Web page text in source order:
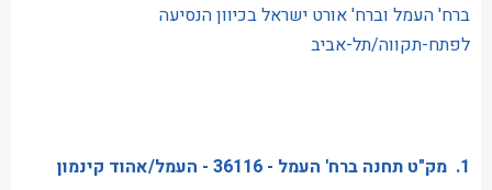
ברח' העמל וברח' אורט ישראל בכיוון הנסיעה
לפתח-תקווה/תל-אביב
1. מק"ט תחנה ברח' העמל - 36116 - העמל/אהוד קינמון